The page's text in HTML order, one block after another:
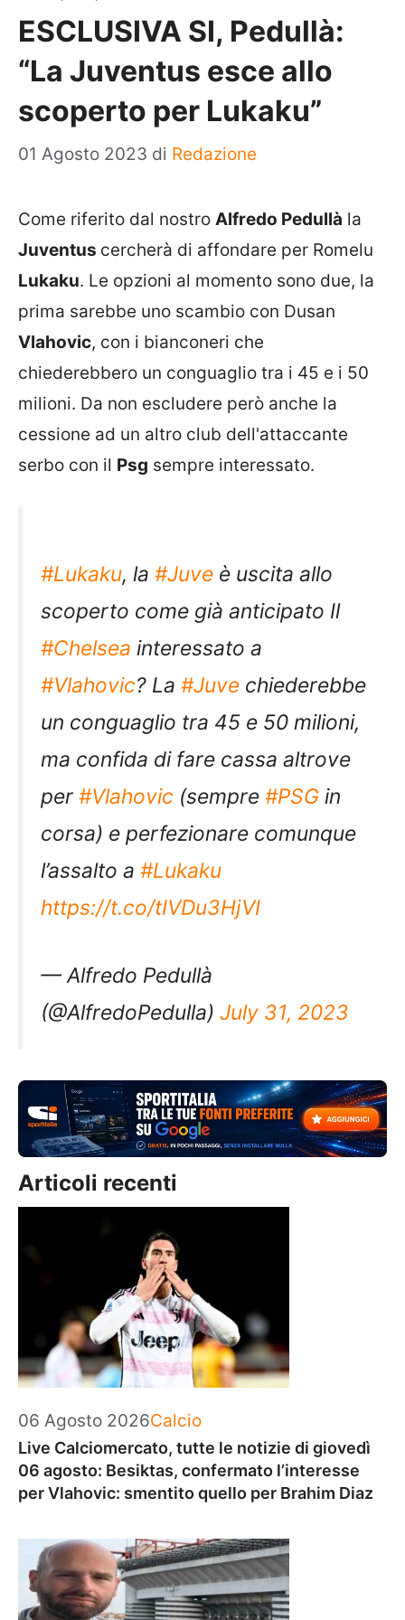
ESCLUSIVA SI, Pedullà:
“La Juventus esce allo
scoperto per Lukaku”
01 Agosto 2023 di Redazione
Come riferito dal nostro Alfredo Pedullà la
Juventus cercherà di affondare per Romelu
Lukaku. Le opzioni al momento sono due, la
prima sarebbe uno scambio con Dusan
Vlahovic, con i bianconeri che
chiederebbero un conguaglio tra i 45 e i 50
milioni. Da non escludere però anche la
cessione ad un altro club dell'attaccante
serbo con il Psg sempre interessato.
#Lukaku, la #Juve è uscita allo
scoperto come già anticipato Il
#Chelsea interessato a
#Vlahovic? La #Juve chiederebbe
un conguaglio tra 45 e 50 milioni,
ma confida di fare cassa altrove
per #Vlahovic (sempre #PSG in
corsa) e perfezionare comunque
l’assalto a #Lukaku
https://t.co/tIVDu3HjVI
— Alfredo Pedullà
(@AlfredoPedulla) July 31, 2023
Articoli recenti
06 Agosto 2026Categorie
Calcio
Live Calciomercato, tutte le notizie di giovedì
06 agosto: Besiktas, confermato l’interesse
per Vlahovic: smentito quello per Brahim Diaz